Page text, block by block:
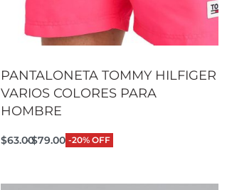
PANTALONETA TOMMY HILFIGER
VARIOS COLORES PARA
HOMBRE
$63.00$79.00 -20% OFF